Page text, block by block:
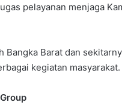
pelayanan menjaga
Barat dan
kegiatan masyarakat.